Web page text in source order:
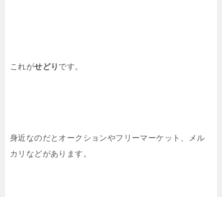
これがせどり です。
身近なのだとオークションやフリーマーケット、メル
カリなどがあります。